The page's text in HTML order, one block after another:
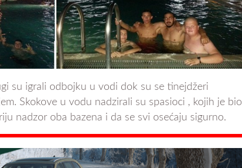
su igrali odbojku u vodi dok su se tinejdžeri
Skokove u vodu nadzirali su spasioci , kojih je bio
nadzor oba bazena i da se svi osećaju sigurno.